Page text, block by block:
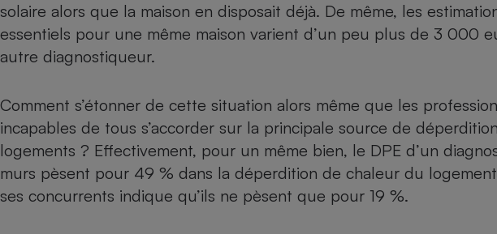
solaire alors que la maison en disposait déjà. De même, les
essentiels pour une même maison varient d’un peu plus de 3 000
autre diagnostiqueur.
Comment s’étonner de cette situation alors même que les
incapables de tous s’accorder sur la principale source de
logements ? Effectivement, pour un même bien, le DPE d’un
murs pèsent pour 49 % dans la déperdition de chaleur du
ses concurrents indique qu’ils ne pèsent que pour 19 %.
Climatiseur -
Ventilateur
Antivirus
Climatiseur -
Lessive